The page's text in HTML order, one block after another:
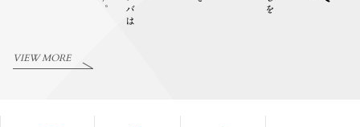
VIEW MORE